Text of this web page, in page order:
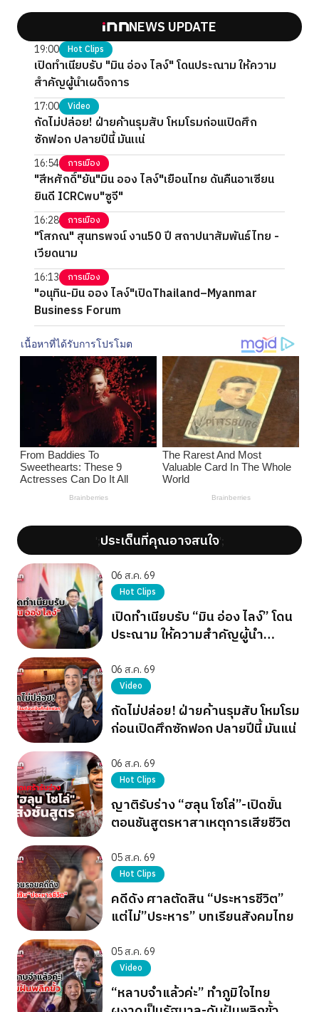
NEWS UPDATE
19:00 Hot Clips
เปิดทำเนียบรับ "มิน อ่อง ไลง์" โดนประณาม ให้ความ
สำคัญผู้นำเผด็จการ
17:00 Video
กัดไม่ปล่อย! ฝ่ายค้านรุมสับ โหมโรมก่อนเปิดศึก
ซักฟอก ปลายปีนี้ มันแน่
16:54 การเมือง
"สีหศักดิ์"ยัน"มิน ออง ไลง์"เยือนไทย ดันคืนอาเซียน
ยินดี ICRCพบ"ซูจี"
16:28 การเมือง
"โสภณ" สุนทรพจน์ งาน50 ปี สถาปนาสัมพันธ์ไทย -
เวียดนาม
16:13 การเมือง
"อนุทิน-มิน ออง ไลง์"เปิดThailand–Myanmar
Business Forum
';ประเด็นที่คุณอาจสนใจ';
06 ส.ค. 69
Hot Clips
เปิดทำเนียบรับ “มิน อ่อง ไลง์” โดน
ประณาม ให้ความสำคัญผู้นำ
06 ส.ค. 69
Video
กัดไม่ปล่อย! ฝ่ายค้านรุมสับ โหมโรม
ก่อนเปิดศึกซักฟอก ปลายปีนี้ มันแน่
06 ส.ค. 69
Hot Clips
ญาติรับร่าง “ฮลุน โซโล่”-เปิดขั้น
ตอนชันสูตรหาสาเหตุการเสียชีวิต
05 ส.ค. 69
Hot Clips
คดีดัง ศาลตัดสิน “ประหารชีวิต”
แต่ไม่”ประหาร” บทเรียนสังคมไทย
05 ส.ค. 69
Video
“หลาบจำแล้วค่ะ” ทำภูมิใจไทย